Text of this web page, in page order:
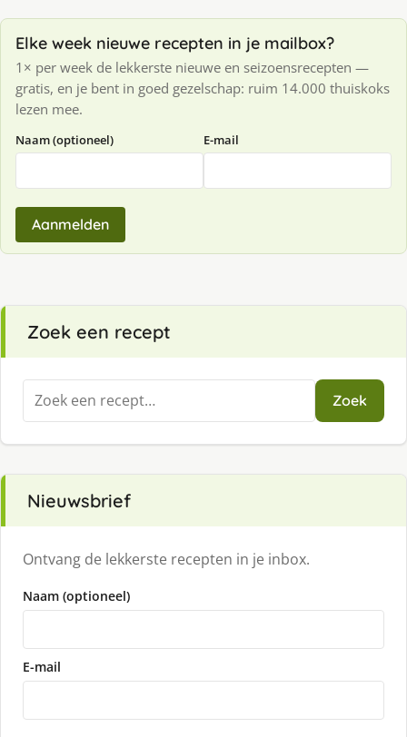
Elke week nieuwe recepten in je mailbox?
1× per week de lekkerste nieuwe en seizoensrecepten —
gratis, en je bent in goed gezelschap: ruim 14.000 thuiskoks
lezen mee.
Naam (optioneel) E-mail
Aanmelden
Zoek een recept
Zoeken
naar:
Zoek
Nieuwsbrief
Ontvang de lekkerste recepten in je inbox.
Naam (optioneel)
E-mail